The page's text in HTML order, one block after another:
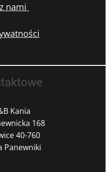
nami
Kania
168
40-760
Panewniki